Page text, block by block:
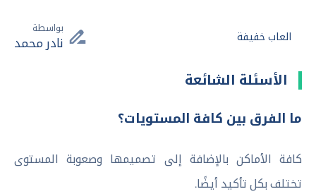
العاب خفيفة
بواسطة
نادر محمد
الأسئلة الشائعة
ما الفرق بين كافة المستويات؟
كافة الأماكن بالإضافة إلى تصميمها وصعوبة المستوى
تختلف بكل تأكيد أيضًا.